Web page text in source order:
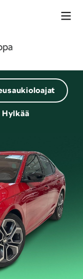
Hylkää